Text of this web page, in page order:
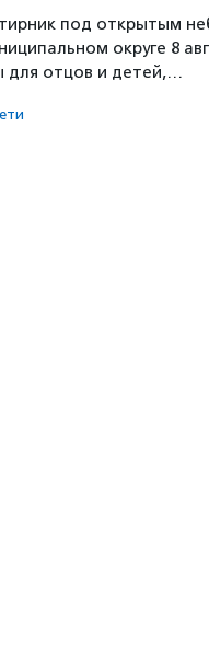
под открытым
округе 8
для отцов и детей,…